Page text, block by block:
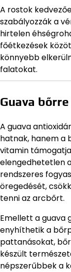
A rostok
szabályozzák a
hirtelen
főétkezések
könnyebb
falatokat.
Guava
A guava
hatnak, hanem a
vitamin
elengedhetetlen
rendszeres
öregedését,
tenni az arcbőrt.
Emellett a guava
enyhíthetik a
pattanásokat,
készült
népszerűbbek a